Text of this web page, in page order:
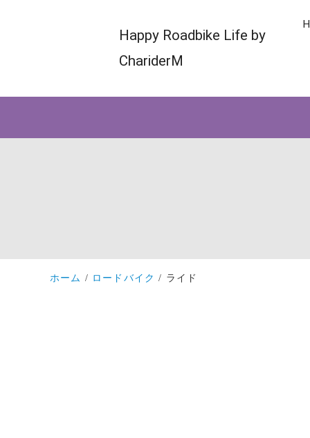
Happy Roadbike Life by
ChariderM
ホーム ロードバイク ライド